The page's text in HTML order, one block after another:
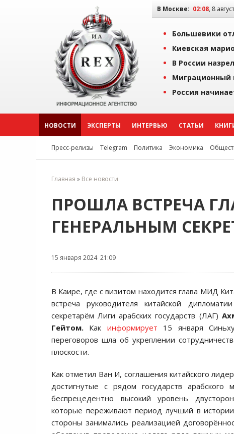
В Москве: 02:08, 8
Большевики
Киевская
В России
Миграционный
Россия
НОВОСТИ ЭКСПЕРТЫ ИНТЕРВЬЮ СТАТЬИ
Пресс-релизы Telegram Политика Экономика
Главная » Все новости
ПРОШЛА ВСТРЕЧА
ГЕНЕРАЛЬНЫМ
15 января 2024 21:09
В Каире, где с визитом находится глава МИД
встреча руководителя китайской
секретарём Лиги арабских государств (ЛАГ)
Гейтом. Как информирует 15 января
переговоров шла об укреплении
плоскости.
Как отметил Ван И, соглашения китайского
достигнутые с рядом государств арабского
беспрецедентно высокий уровень
которые переживают период лучший в
стороны занимались реализацией